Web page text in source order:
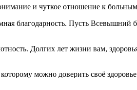
и чуткое отношение к
благодарность. Пусть Всевышний
Долгих лет жизни вам,
можно доверить своё